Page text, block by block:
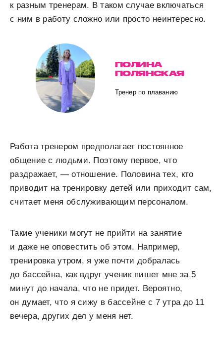
к разным тренерам. В таком случае включаться
с ним в работу сложно или просто неинтересно.
ПОЛИНА
ПОЛЯНСКАЯ
Тренер по плаванию
Работа тренером предполагает постоянное
общение с людьми. Поэтому первое, что
раздражает, — отношение. Половина тех, кто
приводит на тренировку детей или приходит сам,
считает меня обслуживающим персоналом.
Такие ученики могут не прийти на занятие
и даже не оповестить об этом. Например,
тренировка утром, я уже почти добралась
до бассейна, как вдруг ученик пишет мне за 5
минут до начала, что не придет. Вероятно,
он думает, что я сижу в бассейне с 7 утра до 11
вечера, других дел у меня нет.